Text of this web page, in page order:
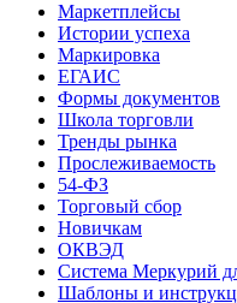
Маркетплейсы
Истории успеха
Маркировка
ЕГАИС
Формы документов
Школа торговли
Тренды рынка
Прослеживаемость
54-ФЗ
Торговый сбор
Новичкам
ОКВЭД
Система Меркурий
Шаблоны и